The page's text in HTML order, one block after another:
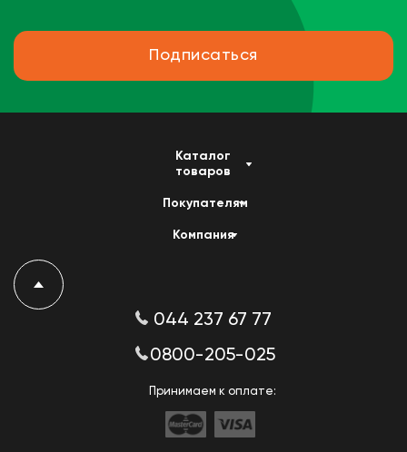
Подписаться
Каталог
товаров
Покупателям
Компания
044 237 67 77
0800-205-025
Принимаем к оплате: